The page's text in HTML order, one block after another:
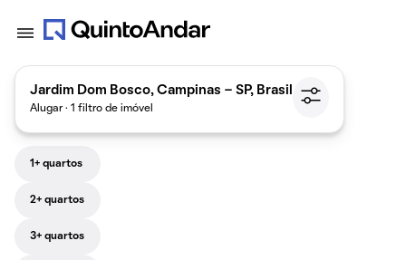
Jardim Dom Bosco, Campinas - SP, Brasil
Alugar · 1 filtro de imóvel
1+ quartos
2+ quartos
3+ quartos